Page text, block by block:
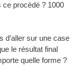
ce procédé ? 1000
d’aller sur une case
le résultat final
quelle forme ?